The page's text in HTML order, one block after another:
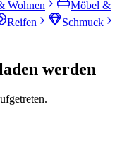
Wohnen
Möbel &
Reifen
Schmuck
werden